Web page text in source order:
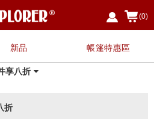
(0)
新品 帳篷特惠區
享八折
桌
桌 三層架
SET
(含桌板)
墊
合金五段椅
氣睡墊床沙發套
合金五段椅
疊布面三層架
量太空椅
量太空椅
營柱320cm
扶手輕量椅
金三段低腳椅
三段椅 透氣網
惠套組
以上享單入
折